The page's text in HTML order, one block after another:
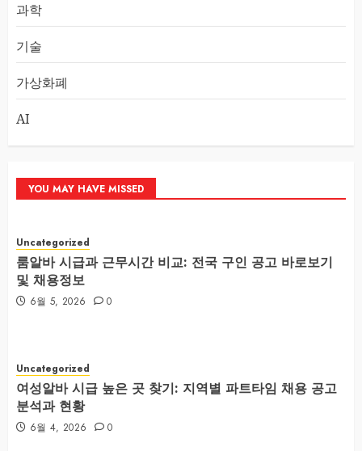
과학
기술
가상화폐
AI
YOU MAY HAVE MISSED
Uncategorized
룸알바 시급과 근무시간 비교: 전국 구인 공고 바로보기
및 채용정보
6월 5, 2026 0
Uncategorized
여성알바 시급 높은 곳 찾기: 지역별 파트타임 채용 공고
분석과 현황
6월 4, 2026 0